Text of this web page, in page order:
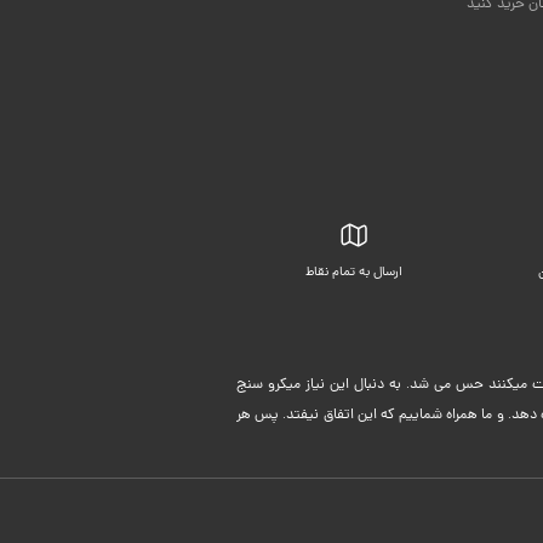
ارسال به تمام نقاط
میکنند حس می شد. به دنبال این نیاز میکرو سنج
و ما همراه شماییم که این اتفاق نیفتد. پس هر